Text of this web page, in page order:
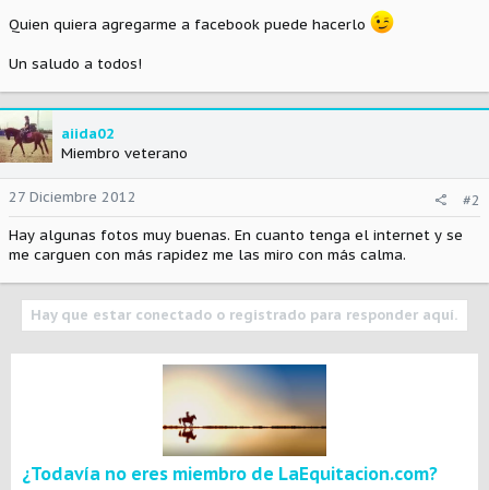
Quien quiera agregarme a facebook puede hacerlo
Un saludo a todos!
aiida02
Miembro veterano
27 Diciembre 2012
#2
Hay algunas fotos muy buenas. En cuanto tenga el internet y se
me carguen con más rapidez me las miro con más calma.
Hay que estar conectado o registrado para responder aquí.
¿Todavía no eres miembro de LaEquitacion.com?